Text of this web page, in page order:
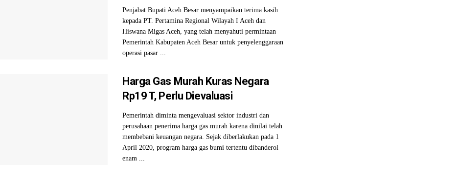
Penjabat Bupati Aceh Besar menyampaikan terima kasih
kepada PT. Pertamina Regional Wilayah I Aceh dan
Hiswana Migas Aceh, yang telah menyahuti permintaan
Pemerintah Kabupaten Aceh Besar untuk penyelenggaraan
operasi pasar ...
Harga Gas Murah Kuras Negara
Rp19 T, Perlu Dievaluasi
Pemerintah diminta mengevaluasi sektor industri dan
perusahaan penerima harga gas murah karena dinilai telah
membebani keuangan negara. Sejak diberlakukan pada 1
April 2020, program harga gas bumi tertentu dibanderol
enam ...